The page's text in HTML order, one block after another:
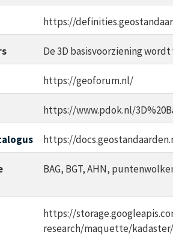
https://
De 3D basisvoorziening
https://geoforum.nl/
https://www.pdok.nl/
https://
BAG, BGT, AHN,
https://
research/maquette/